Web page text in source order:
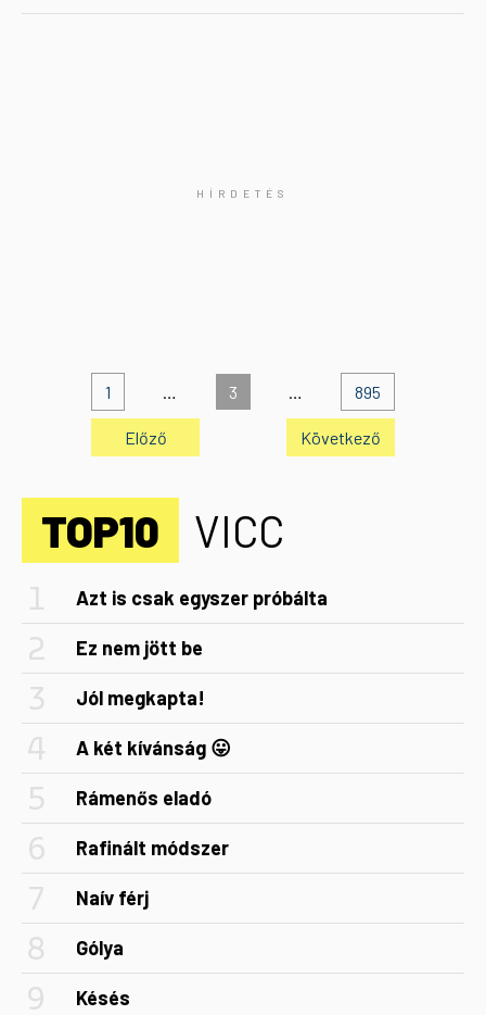
Előző
1 … 3 … 895
Következő
TOP10 VICC
Azt is csak egyszer próbálta
Ez nem jött be
Jól megkapta!
A két kívánság 😛
Rámenős eladó
Rafinált módszer
Naív férj
Gólya
Késés